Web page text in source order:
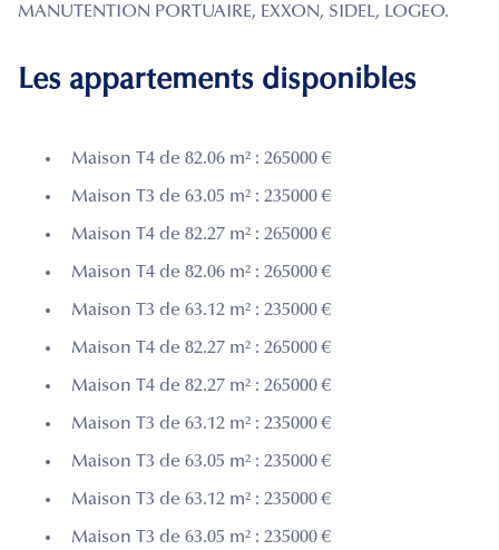
MANUTENTION PORTUAIRE, EXXON, SIDEL, LOGEO.
Les appartements disponibles
Maison T4 de 82.06 m² : 265000 €
Maison T3 de 63.05 m² : 235000 €
Maison T4 de 82.27 m² : 265000 €
Maison T4 de 82.06 m² : 265000 €
Maison T3 de 63.12 m² : 235000 €
Maison T4 de 82.27 m² : 265000 €
Maison T4 de 82.27 m² : 265000 €
Maison T3 de 63.12 m² : 235000 €
Maison T3 de 63.05 m² : 235000 €
Maison T3 de 63.12 m² : 235000 €
Maison T3 de 63.05 m² : 235000 €